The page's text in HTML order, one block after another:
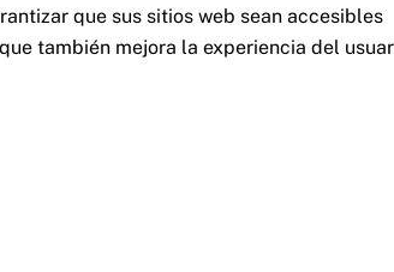
que sus sitios web sean accesibles
también mejora la experiencia del